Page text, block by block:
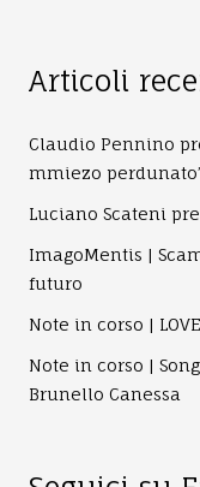
Articoli
Claudio Pennino
mmiezo
Luciano Scateni
ImagoMentis |
futuro
Note in corso |
Note in corso |
Brunello Canessa